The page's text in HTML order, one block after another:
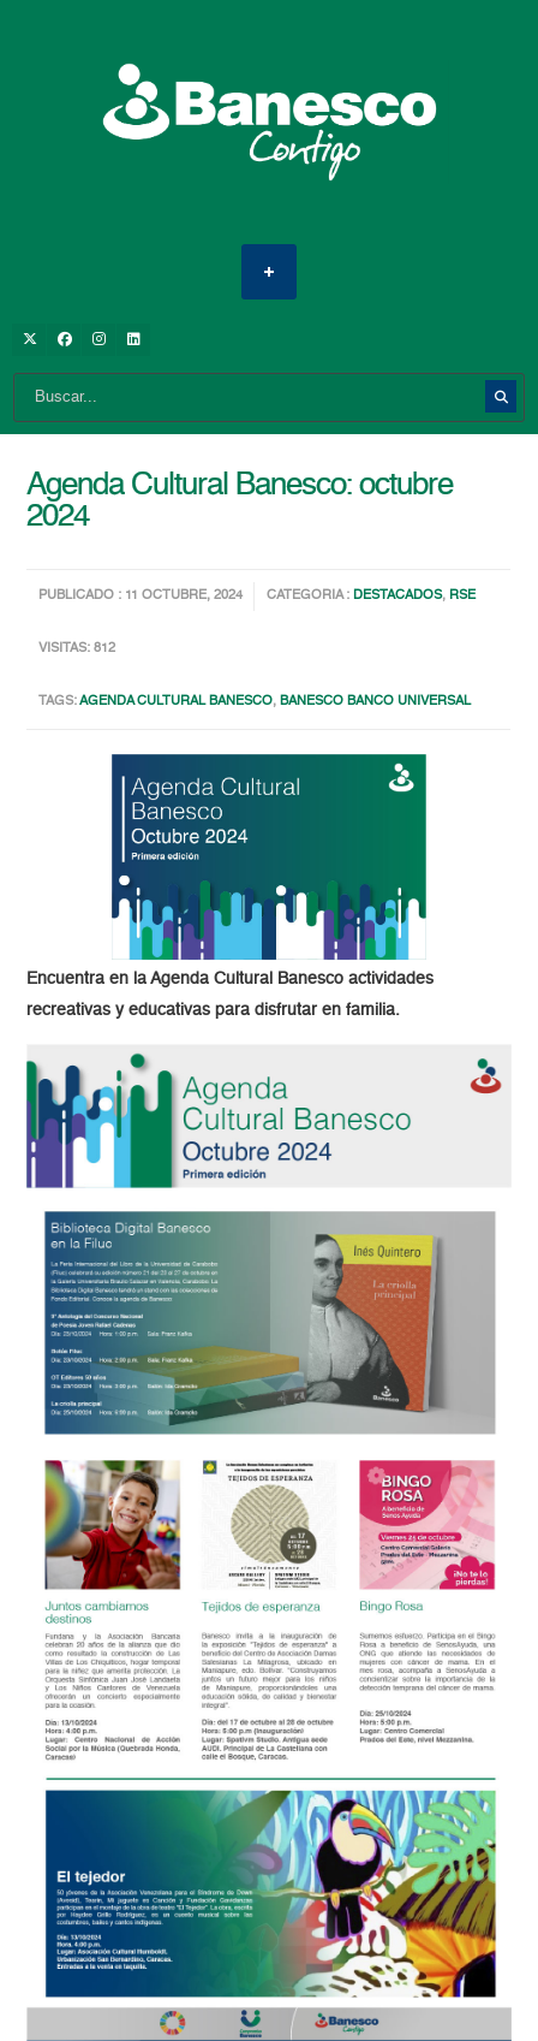
Agenda Cultural Banesco: octubre
2024
PUBLICADO : 11 OCTUBRE, 2024 CATEGORIA :DESTACADOS, RSE
VISITAS: 812
TAGS:AGENDA CULTURAL BANESCO,BANESCO BANCO UNIVERSAL
Encuentra en la Agenda Cultural Banesco actividades
recreativas y educativas para disfrutar en familia.